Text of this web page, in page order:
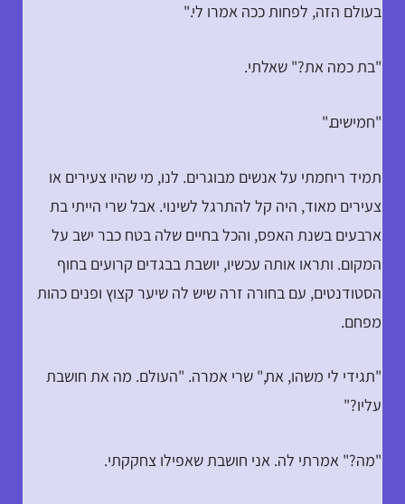
בעולם הזה, לפחות ככה אמרו לי."
"בת כמה את?" שאלתי.
"חמישים."
תמיד ריחמתי על אנשים מבוגרים. לנו, מי שהיו צעירים או
צעירים מאוד, היה קל להתרגל לשינוי. אבל שרי הייתי בת
ארבעים בשנת האפס, והכל בחיים שלה בטח כבר ישב על
המקום. ותראו אותה עכשיו, יושבת בבגדים קרועים בחוף
הסטודנטים, עם בחורה זרה שיש לה שיער קצוץ ופנים כהות
מפחם.
"תגידי לי משהו, את," שרי אמרה. "העולם. מה את חושבת
עליו?"
"מה?" אמרתי לה. אני חושבת שאפילו צחקקתי.